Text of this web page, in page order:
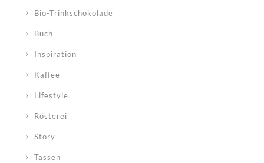
Bio-Trinkschokolade
Buch
Inspiration
Kaffee
Lifestyle
Rösterei
Story
Tassen